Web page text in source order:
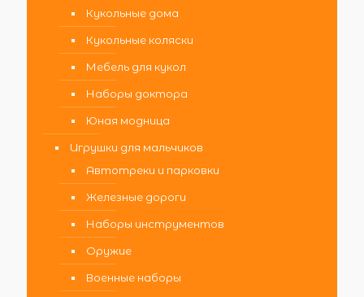
Кукольные дома
Кукольные коляски
Мебель для кукол
Наборы доктора
Юная модница
Игрушки для мальчиков
Автотреки и парковки
Железные дороги
Наборы инструментов
Оружие
Военные наборы